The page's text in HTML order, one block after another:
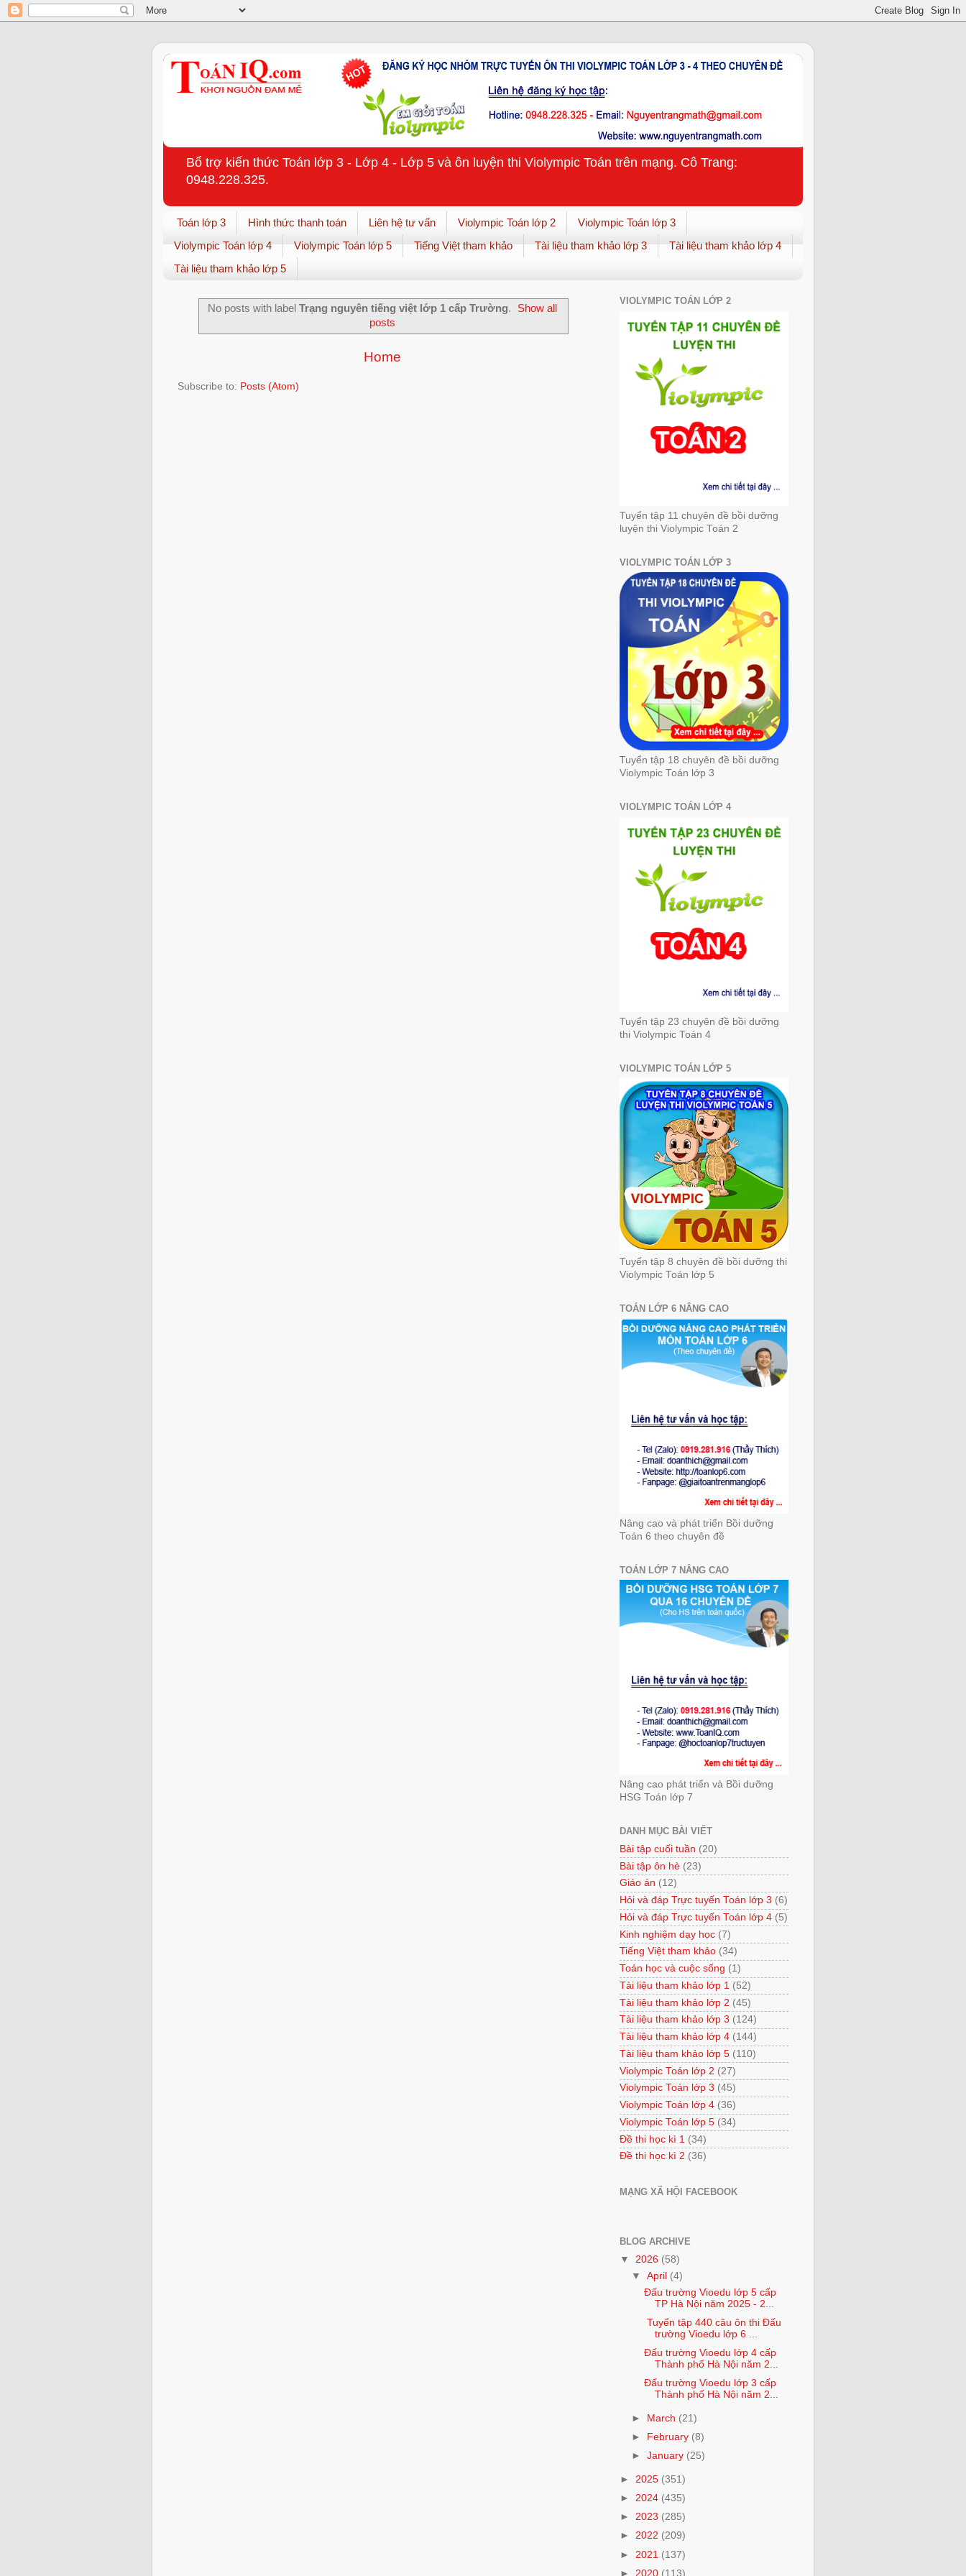
Bổ trợ kiến thức Toán lớp 3 - Lớp 4 - Lớp 5 và ôn luyện thi Violympic Toán trên mạng. Cô Trang:
0948.228.325.
Toán lớp 3 Hình thức thanh toán Liên hệ tư vấn Violympic Toán lớp 2
Violympic Toán lớp 3
Violympic Toán lớp 4
Violympic Toán lớp 5 Tiếng Việt tham khảo Tài liệu tham khảo lớp 3
Tài liệu tham khảo lớp 4
Tài liệu tham khảo lớp 5
No posts with label Trạng nguyên tiếng việt lớp 1 cấp Trường.
Show all
posts
Home
Subscribe to: Posts (Atom)
VIOLYMPIC TOÁN LỚP 2
Tuyển tập 11 chuyên đề bồi dưỡng
luyện thi Violympic Toán 2
VIOLYMPIC TOÁN LỚP 3
Tuyển tập 18 chuyên đề bồi dưỡng
Violympic Toán lớp 3
VIOLYMPIC TOÁN LỚP 4
Tuyển tập 23 chuyên đề bồi dưỡng
thi Violympic Toán 4
VIOLYMPIC TOÁN LỚP 5
Tuyển tập 8 chuyên đề bồi dưỡng thi
Violympic Toán lớp 5
TOÁN LỚP 6 NÂNG CAO
Nâng cao và phát triển Bồi dưỡng
Toán 6 theo chuyên đề
TOÁN LỚP 7 NÂNG CAO
Nâng cao phát triển và Bồi dưỡng
HSG Toán lớp 7
DANH MỤC BÀI VIẾT
Bài tập cuối tuần (20)
Bài tập ôn hè (23)
Giáo án (12)
Hỏi và đáp Trực tuyến Toán lớp 3 (6)
Hỏi và đáp Trực tuyến Toán lớp 4 (5)
Kinh nghiệm dạy học (7)
Tiếng Việt tham khảo (34)
Toán học và cuộc sống (1)
Tài liệu tham khảo lớp 1 (52)
Tài liệu tham khảo lớp 2 (45)
Tài liệu tham khảo lớp 3 (124)
Tài liệu tham khảo lớp 4 (144)
Tài liệu tham khảo lớp 5 (110)
Violympic Toán lớp 2 (27)
Violympic Toán lớp 3 (45)
Violympic Toán lớp 4 (36)
Violympic Toán lớp 5 (34)
Đề thi học kì 1 (34)
Đề thi học kì 2 (36)
MẠNG XÃ HỘI FACEBOOK
BLOG ARCHIVE
▼ 2026 (58)
▼April (4)
Đấu trường Vioedu lớp 5 cấp
TP Hà Nội năm 2025 - 2...
Tuyển tập 440 câu ôn thi Đấu
trường Vioedu lớp 6 ...
Đấu trường Vioedu lớp 4 cấp
Thành phố Hà Nội năm 2...
Đấu trường Vioedu lớp 3 cấp
Thành phố Hà Nội năm 2...
► March (21)
►
February (8)
►January (25)
► 2025 (351)
► 2024 (435)
► 2023 (285)
► 2022 (209)
► 2021 (137)
► 2020 (113)